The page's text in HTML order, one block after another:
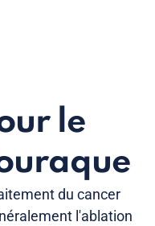
le
du cancer
l'ablation